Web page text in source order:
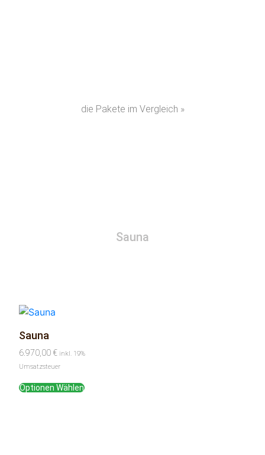
die Pakete im Vergleich »
Sauna
Sauna
6.970,00 € inkl. 19%
Umsatzsteuer
Optionen Wählen